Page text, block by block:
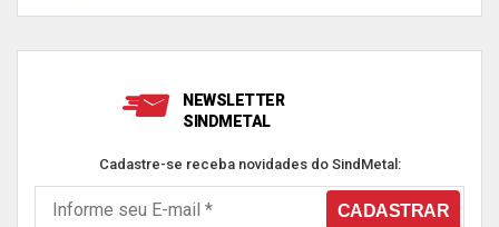
NEWSLETTER
SINDMETAL
Cadastre-se receba novidades do SindMetal: